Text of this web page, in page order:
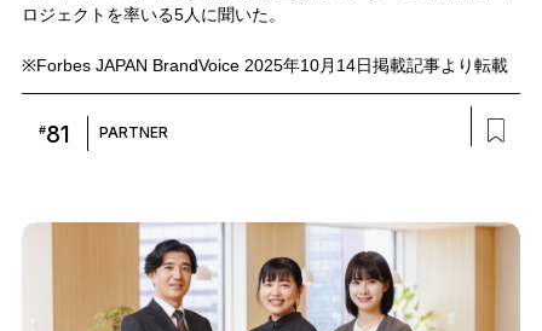
ロジェクトを率いる5人に聞いた。
※Forbes JAPAN BrandVoice 2025年10月14日掲載記事より転載
#81 PARTNER